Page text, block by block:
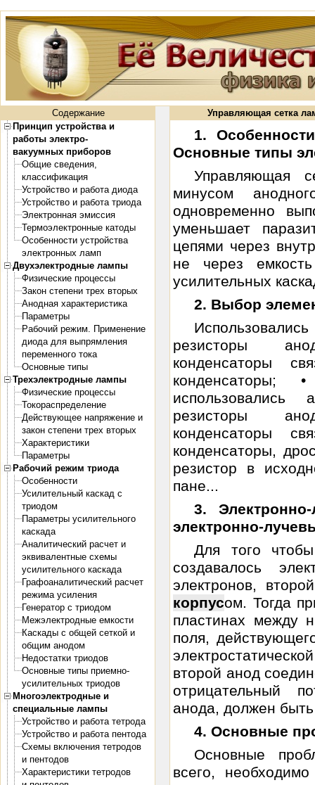
Содержание
Принцип устройства и
работы электро-
вакуумных приборов
Общие сведения,
классификация
Устройство и работа диода
Устройство и работа триода
Электронная эмиссия
Термоэлектронные катоды
Особенности устройства
электронных ламп
Двухэлектродные лампы
Физические процессы
Закон степени трех вторых
Анодная характеристика
Параметры
Рабочий режим. Применение
диода для выпрямления
переменного тока
Основные типы
Трехэлектродные лампы
Физические процессы
Токораспределение
Действующее напряжение и
закон степени трех вторых
Характеристики
Параметры
Рабочий режим триода
Особенности
Усилительный каскад с
триодом
Параметры усилительного
каскада
Аналитический расчет и
эквивалентные схемы
усилительного каскада
Графоаналитический расчет
режима усиления
Генератор с триодом
Межэлектродные емкости
Каскады с общей сеткой и
общим анодом
Недостатки триодов
Основные типы приемно-
усилительных триодов
Многоэлектродные и
специальные лампы
Устройство и работа тетрода
Устройство и работа пентода
Схемы включения тетродов
и пентодов
Характеристики тетродов
Управляющая сетка
1.
Основные типы
Управляющая
минусом
одновременно
уменьшает
цепями через
не через
усилительных
2. Выбор
резисторы
конденсаторы
конденсаторы;
резисторы
конденсаторы
конденсаторы,
резистор в
пане...
3.
электронно-
Для того
создавалось
электронов,
корпусом. Тогда
пластинах между
поля,
второй анод
отрицательный
анода, должен
4. Основные
Основные
всего,